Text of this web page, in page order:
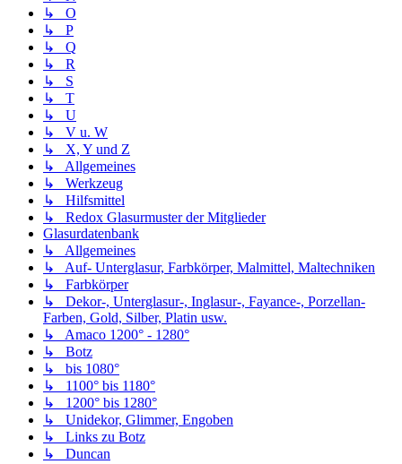
↳ O
↳ P
↳ Q
↳ R
↳ S
↳ T
↳ U
↳ V u. W
↳ X, Y und Z
↳ Allgemeines
↳ Werkzeug
↳ Hilfsmittel
↳ Redox Glasurmuster der Mitglieder
Glasurdatenbank
↳ Allgemeines
↳ Auf- Unterglasur, Farbkörper, Malmittel, Maltechniken
↳ Farbkörper
↳ Dekor-, Unterglasur-, Inglasur-, Fayance-, Porzellan-
Farben, Gold, Silber, Platin usw.
↳ Amaco 1200° - 1280°
↳ Botz
↳ bis 1080°
↳ 1100° bis 1180°
↳ 1200° bis 1280°
↳ Unidekor, Glimmer, Engoben
↳ Links zu Botz
↳ Duncan